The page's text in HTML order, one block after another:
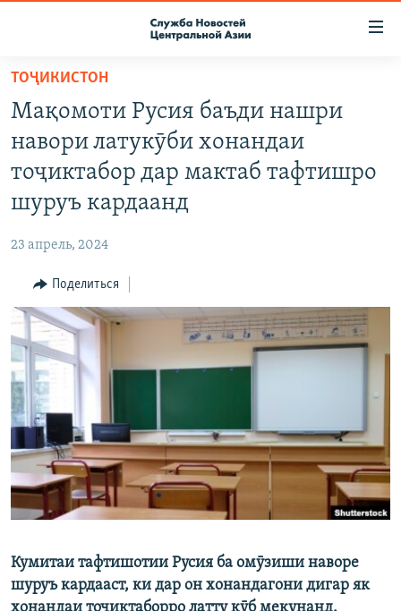
Вернуться
основному
содержанию
Вернутся
главной
Вернутся
поиску
ПОДПИСКА
КОНТАКТЫ
МИГРАНТ МЕДИА
ТОҶИКИСТОН
Мақомоти Русия баъди нашри
навори латукӯби хонандаи
тоҷиктабор дар мактаб тафтишро
шуруъ кардаанд
23 апрель, 2024
Поделиться
Кумитаи тафтишотии Русия ба омӯзиши наворе
шуруъ кардааст, ки дар он хонандагони дигар як